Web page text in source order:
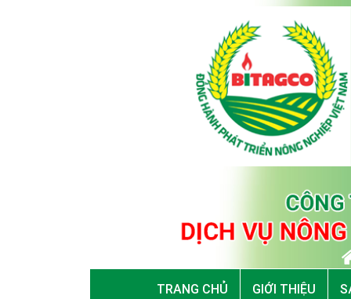
TRANG CHỦ GIỚI THIỆU